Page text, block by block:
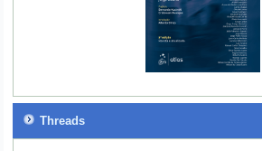
Threads